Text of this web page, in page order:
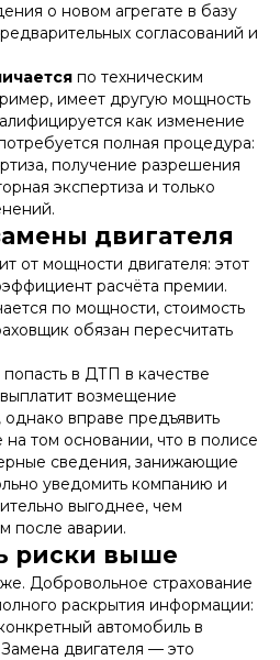
о новом агрегате в базу
согласований и
по техническим
имеет другую мощность
как изменение
полная процедура:
получение разрешения
экспертиза и только
двигателя
от мощности двигателя: этот
расчёта премии.
по мощности, стоимость
обязан пересчитать
в ДТП в качестве
возмещение
вправе предъявить
том основании, что в полисе
сведения, занижающие
уведомить компанию и
выгоднее, чем
после аварии.
риски выше
Добровольное страхование
раскрытия информации:
автомобиль в
двигателя — это